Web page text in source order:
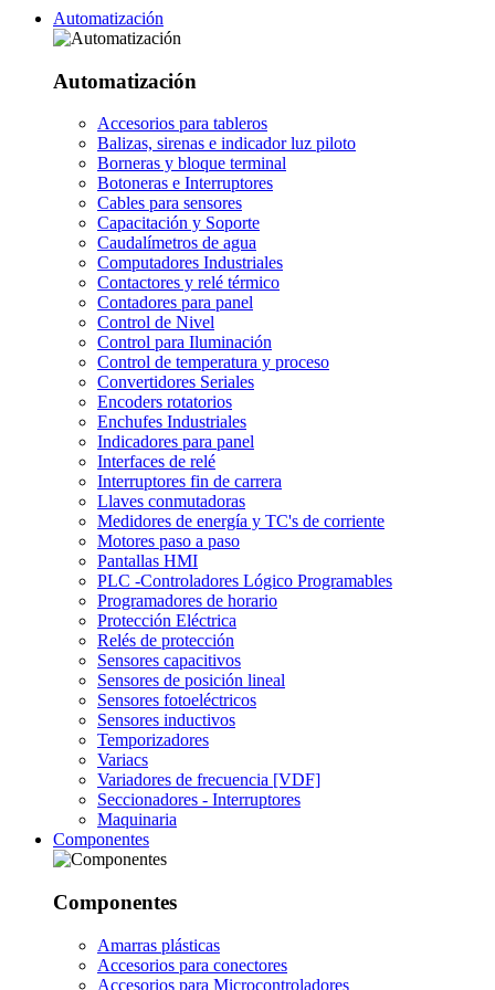
Automatización
Automatización
Accesorios para tableros
Balizas, sirenas e indicador luz piloto
Borneras y bloque terminal
Botoneras e Interruptores
Cables para sensores
Capacitación y Soporte
Caudalímetros de agua
Computadores Industriales
Contactores y relé térmico
Contadores para panel
Control de Nivel
Control para Iluminación
Control de temperatura y proceso
Convertidores Seriales
Encoders rotatorios
Enchufes Industriales
Indicadores para panel
Interfaces de relé
Interruptores fin de carrera
Llaves conmutadoras
Medidores de energía y TC's de corriente
Motores paso a paso
Pantallas HMI
PLC -Controladores Lógico Programables
Programadores de horario
Protección Eléctrica
Relés de protección
Sensores capacitivos
Sensores de posición lineal
Sensores fotoeléctricos
Sensores inductivos
Temporizadores
Variacs
Variadores de frecuencia [VDF]
Seccionadores - Interruptores
Maquinaria
Componentes
Componentes
Amarras plásticas
Accesorios para conectores
Accesorios para Microcontroladores